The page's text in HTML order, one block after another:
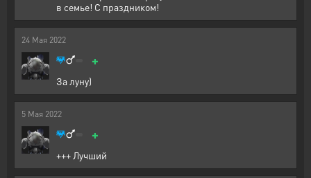
в семье! С праздником!
24 Мая 2022
+
За луну)
5 Мая 2022
+
+++ Лучший